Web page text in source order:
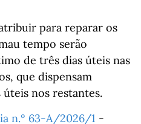
para reparar os
tempo serão
de três dias úteis nas
que dispensam
úteis nos restantes.
n.º 63-A/2026/1 -